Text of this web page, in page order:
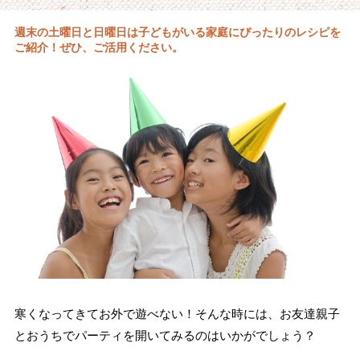
週末の土曜日と日曜日は子どもがいる家庭にぴったりのレシピを
ご紹介！ぜひ、ご活用ください。
寒くなってきてお外で遊べない！そんな時には、お友達親子
とおうちでパーティを開いてみるのはいかがでしょう？